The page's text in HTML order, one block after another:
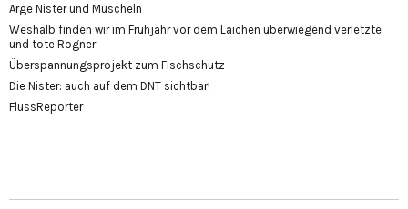
Arge Nister und Muscheln
Weshalb finden wir im Frühjahr vor dem Laichen überwiegend verletzte
und tote Rogner
Überspannungsprojekt zum Fischschutz
Die Nister: auch auf dem DNT sichtbar!
FlussReporter